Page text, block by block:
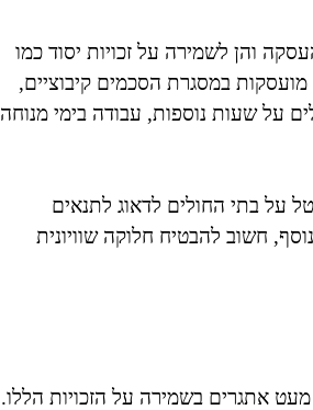
והן לשמירה על זכויות יסוד כמו
מועסקות במסגרת הסכמים קיבוציים,
על שעות נוספות, עבודה בימי מנוחה
על בתי החולים לדאוג לתנאים
חשוב להבטיח חלוקה שוויונית
אתגרים בשמירה על הזכויות הללו.